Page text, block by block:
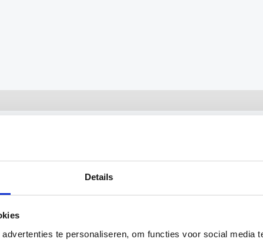
Details
te personaliseren, om functies voor social media
voetbaldoel met basket. Dit multifunctionele
zowel kunnen voetballen als basketballen. Het
is 300×200 centimeter.
bestand tegen vandalisme.
80x80mm en stevige spijlen van Ø40mm voor extra